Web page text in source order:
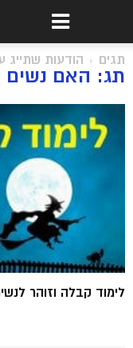
תגים הודעות שתייג
תג: האם נשים
לימוד קבלה וזוהר